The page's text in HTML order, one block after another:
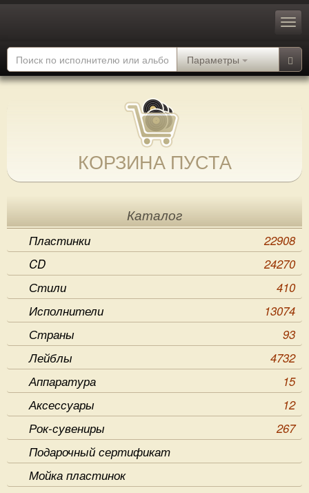
Параметры
КОРЗИНА ПУСТА
Каталог
Пластинки
22908
CD
24270
Стили
410
Исполнители
13074
Страны
93
Лейблы
4732
Аппаратура
15
Аксессуары
12
Рок-сувениры
267
Подарочный сертификат
Мойка пластинок